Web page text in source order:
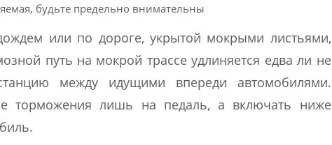
будьте предельно внимательны
или по дороге, укрытой мокрыми листьями,
путь на мокрой трассе удлиняется едва ли не
между идущими впереди автомобилями.
торможения лишь на педаль, а включать ниже